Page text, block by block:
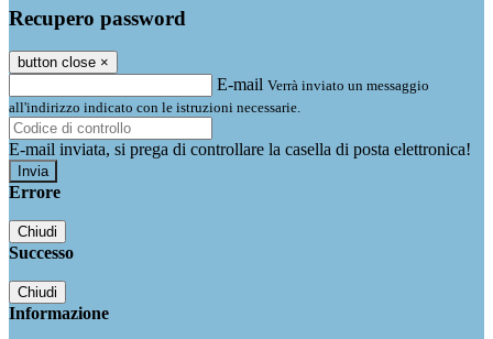
Recupero password
button close ×
E-mail Verrà inviato un messaggio
all'indirizzo indicato con le istruzioni necessarie.
E-mail inviata, si prega di controllare la casella di posta elettronica!
Errore
Chiudi
Successo
Chiudi
Informazione